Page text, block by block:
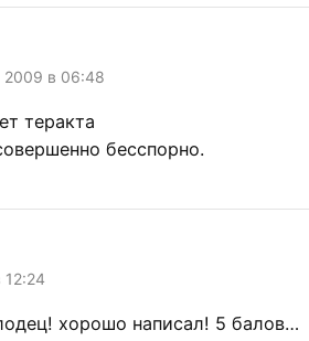
2009 в 06:48
теракта
бесспорно.
хорошо написал! 5 балов…